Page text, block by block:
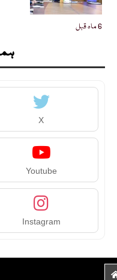
6 ماہ قبل
X
Youtube
Instagram